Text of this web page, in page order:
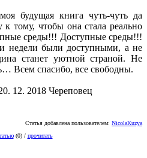
будущая книга чуть-чуть да
тому, чтобы она стала реально
среды!!! Доступные среды!!!
недели были доступными, а не
станет уютной страной. Не
Всем спасибо, все свободны.
12. 2018 Череповец
Статья добавлена пользователем: NicolaKuzya
(0) / прочитать